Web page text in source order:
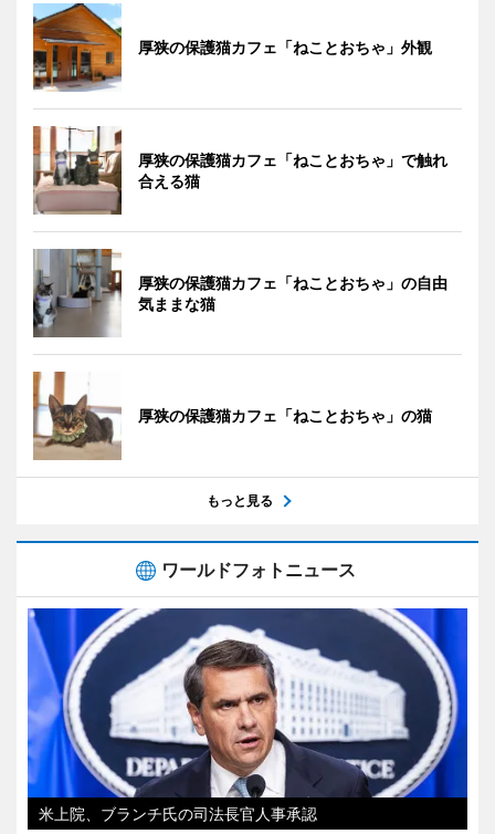
厚狭の保護猫カフェ「ねことおちゃ」外観
厚狭の保護猫カフェ「ねことおちゃ」で触れ
合える猫
厚狭の保護猫カフェ「ねことおちゃ」の自由
気ままな猫
厚狭の保護猫カフェ「ねことおちゃ」の猫
もっと見る
ワールドフォトニュース
米上院、ブランチ氏の司法長官人事承認